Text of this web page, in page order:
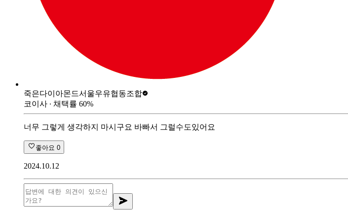
죽은다이아몬드서울우유협동조합
코이사 ∙ 채택률 60%
너무 그렇게 생각하지 마시구요 바빠서 그럴수도있어요
좋아요 0
2024.10.12